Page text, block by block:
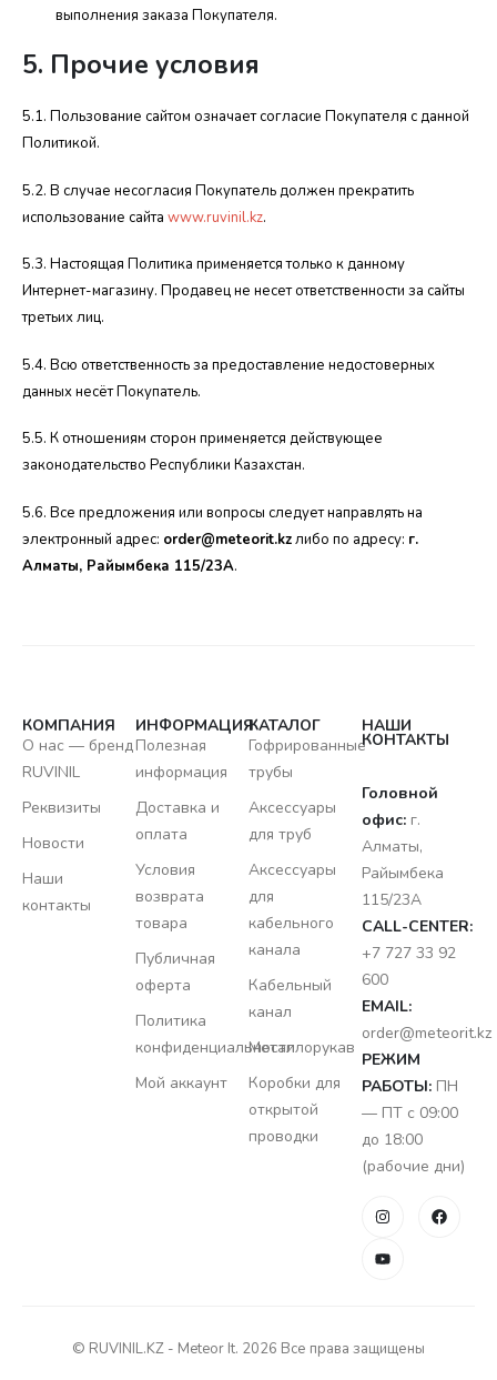
выполнения заказа Покупателя.
5. Прочие условия
5.1. Пользование сайтом означает согласие Покупателя с данной
Политикой.
5.2. В случае несогласия Покупатель должен прекратить
использование сайта www.ruvinil.kz.
5.3. Настоящая Политика применяется только к данному
Интернет-магазину. Продавец не несет ответственности за сайты
третьих лиц.
5.4. Всю ответственность за предоставление недостоверных
данных несёт Покупатель.
5.5. К отношениям сторон применяется действующее
законодательство Республики Казахстан.
5.6. Все предложения или вопросы следует направлять на
электронный адрес: order@meteorit.kzлибо по адресу: г.
Алматы, Райымбека 115/23A.
КОМПАНИЯ
О нас — бренд
RUVINIL
Реквизиты
Новости
Наши
контакты
ИНФОРМАЦИЯ
Полезная
информация
Доставка и
оплата
Условия
возврата
товара
Публичная
оферта
Политика
конфиденциальности
Мой аккаунт
КАТАЛОГ
Гофрированные
трубы
Аксессуары
для труб
Аксессуары
для
кабельного
канала
Кабельный
канал
Металлорукав
Коробки для
открытой
проводки
НАШИ
КОНТАКТЫ
Головной
офис: г.
Алматы,
Райымбека
115/23A
CALL-CENTER:
+7 727 33 92
600
EMAIL:
order@meteorit.kz
РЕЖИМ
РАБОТЫ: ПН
— ПТ с 09:00
до 18:00
(рабочие дни)
© RUVINIL.KZ - Meteor It. 2026 Все права защищены